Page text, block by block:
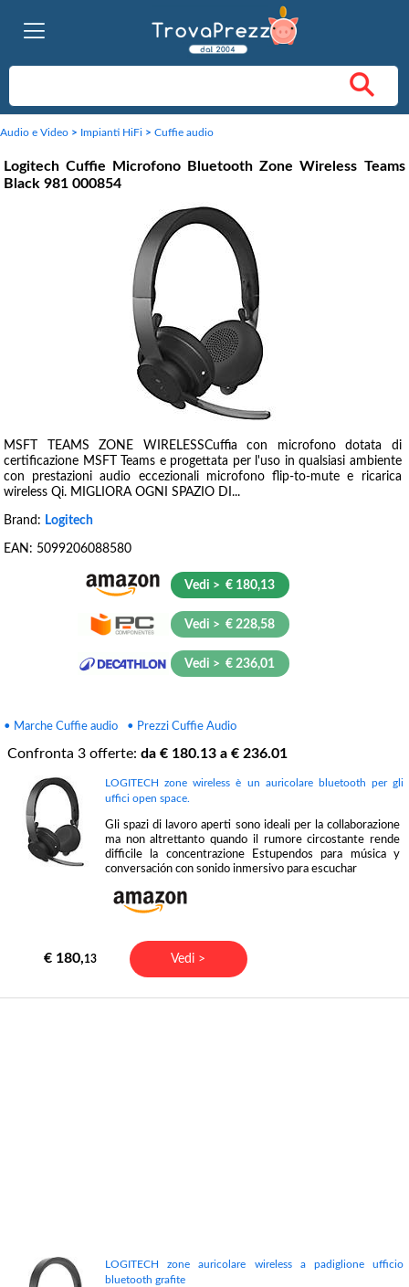
Audio e Video > Impianti HiFi > Cuffie audio
Logitech Cuffie Microfono Bluetooth Zone Wireless Teams
Black 981 000854
MSFT TEAMS ZONE WIRELESSCuffia con microfono dotata di
certificazione MSFT Teams e progettata per l'uso in qualsiasi ambiente
con prestazioni audio eccezionali microfono flip-to-mute e ricarica
wireless Qi. MIGLIORA OGNI SPAZIO DI...
Brand: Logitech
EAN: 5099206088580
Vedi > € 180,13
Vedi > € 228,58
Vedi > € 236,01
• Marche Cuffie audio • Prezzi Cuffie Audio
Confronta 3 offerte: da € 180.13 a € 236.01
LOGITECH zone wireless è un auricolare bluetooth per gli
uffici open space.
Gli spazi di lavoro aperti sono ideali per la collaborazione
ma non altrettanto quando il rumore circostante rende
difficile la concentrazione Estupendos para música y
conversación con sonido inmersivo para escuchar
€ 180,13 Vedi >
LOGITECH zone auricolare wireless a padiglione ufficio
bluetooth grafite